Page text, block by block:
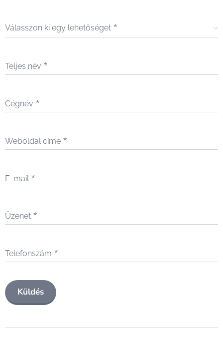
Válasszon ki egy lehetőséget
Teljes név
Cégnév
Weboldal címe
E-mail
Üzenet
Telefonszám
Küldés